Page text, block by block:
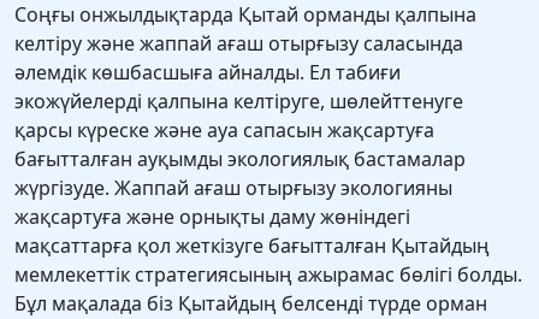
Соңғы онжылдықтарда Қытай орманды қалпына
келтіру және жаппай ағаш отырғызу саласында
әлемдік көшбасшыға айналды. Ел табиғи
экожүйелерді қалпына келтіруге, шөлейттенуге
қарсы күреске және ауа сапасын жақсартуға
бағытталған ауқымды экологиялық бастамалар
жүргізуде. Жаппай ағаш отырғызу экологияны
жақсартуға және орнықты даму жөніндегі
мақсаттарға қол жеткізуге бағытталған Қытайдың
мемлекеттік стратегиясының ажырамас бөлігі болды.
Бұл мақалада біз Қытайдың белсенді түрде орман